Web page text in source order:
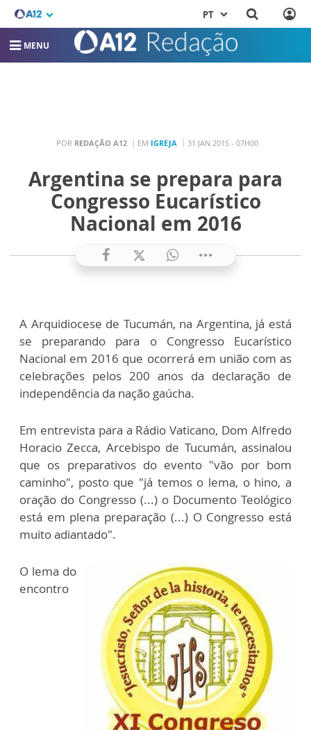
PT
MENU
POR REDAÇÃO A12 EM IGREJA 31 JAN 2015 - 07H00
Argentina se prepara para
Congresso Eucarístico
Nacional em 2016
A Arquidiocese de Tucumán, na Argentina, já está
se preparando para o Congresso Eucarístico
Nacional em 2016 que ocorrerá em união com as
celebrações pelos 200 anos da declaração de
independência da nação gaúcha.
Em entrevista para a Rádio Vaticano, Dom Alfredo
Horacio Zecca, Arcebispo de Tucumán, assinalou
que os preparativos do evento "vão por bom
caminho", posto que "já temos o lema, o hino, a
oração do Congresso (...) o Documento Teológico
está em plena preparação (...) O Congresso está
muito adiantado".
O lema do
encontro